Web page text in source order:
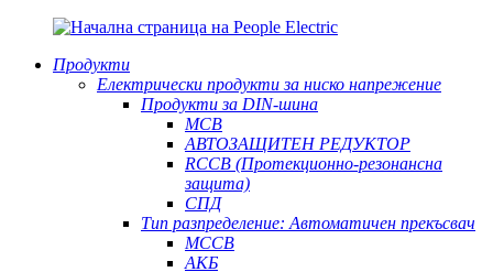
Продукти
Електрически продукти за ниско напрежение
Продукти за DIN-шина
MCB
АВТОЗАЩИТЕН РЕДУКТОР
RCCB (Протекционно-резонансна
защита)
СПД
Тип разпределение: Автоматичен прекъсвач
MCCB
АКБ